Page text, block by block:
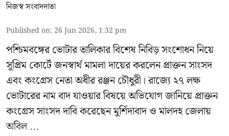
নিজস্ব সংবাদদাতা
Published on: 26 Jun 2026, 1:32 pm
পশ্চিমবঙ্গেরভোটার তালিকার বিশেষ নিবিড় সংশোধননিয়ে
সুপ্রিম কোর্টে জনস্বার্থ মামলা দায়ের করলেন প্রাক্তন সাংসদ
এবংকংগ্রেস নেতা অধীর রঞ্জন চৌধুরী । রাজ্যে ২৭ লক্ষ
ভোটারের নাম বাদ যাওয়ার বিষয়ে অভিযোগ জানিয়ে প্রাক্তন
কংগ্রেস সাংসদ দাবি করেছেন মুর্শিদাবাদ ও মালদহ জেলায়
অবিল ...